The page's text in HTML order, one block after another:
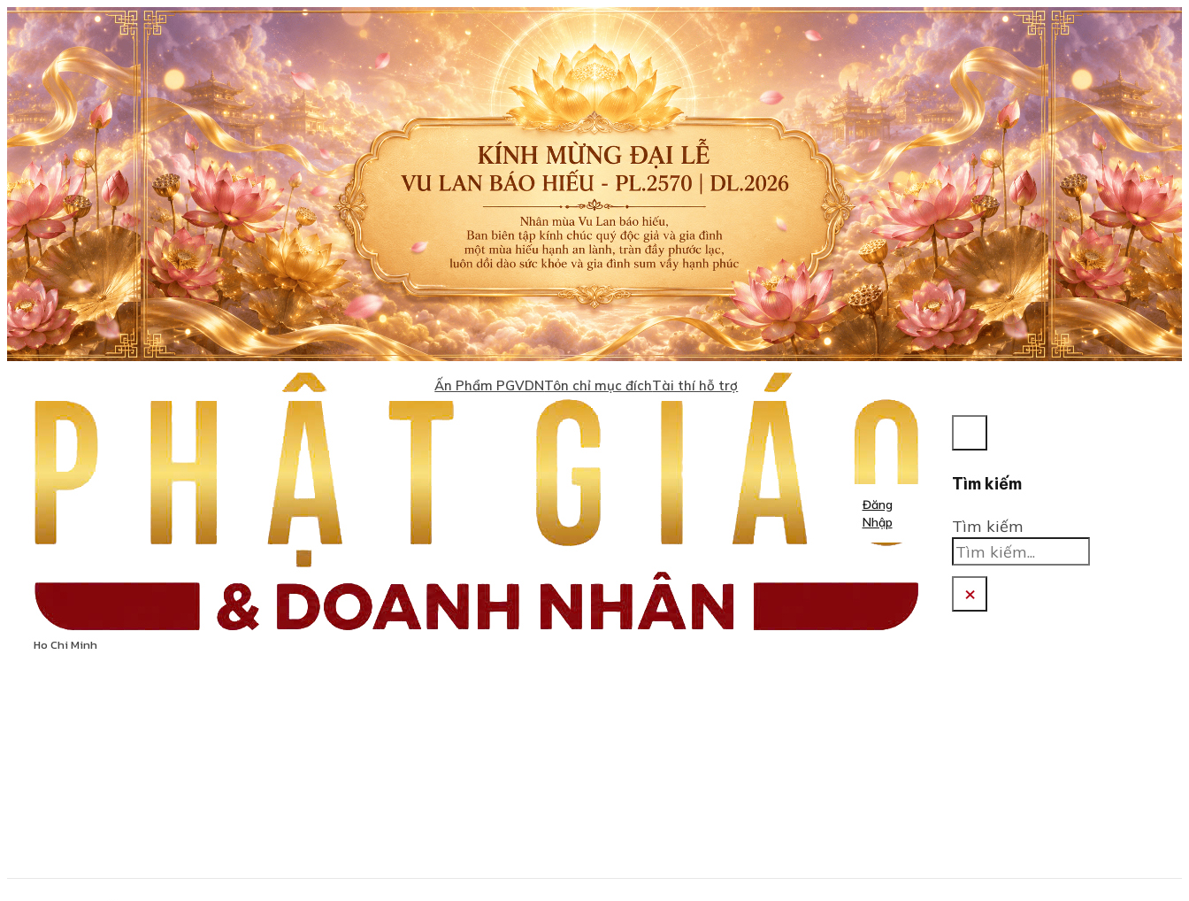
Ho Chi Minh
Ấn Phẩm PGVDNTôn chỉ mục đíchTài thí hỗ trợ
Đăng
Nhập
Tìm kiếm
Tìm kiếm
×